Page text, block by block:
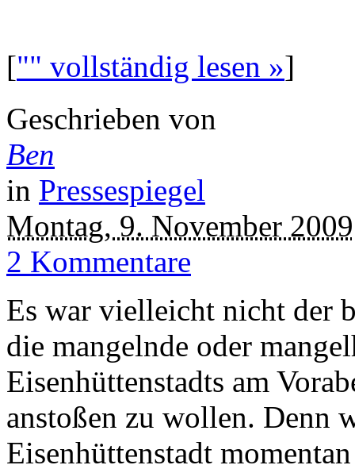
["" vollständig lesen »]
Geschrieben von
Ben
in Pressespiegel
Montag, 9. November 2009
2 Kommentare
Es war vielleicht nicht der
die mangelnde oder
Eisenhüttenstadts am
anstoßen zu wollen. Denn
Eisenhüttenstadt